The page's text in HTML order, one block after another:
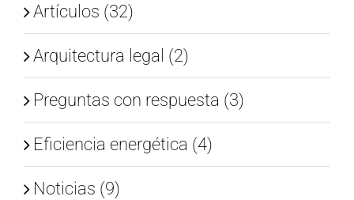
Artículos (32)
Arquitectura legal (2)
Preguntas con respuesta (3)
Eficiencia energética (4)
Noticias (9)